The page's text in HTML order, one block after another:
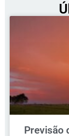
Previsão